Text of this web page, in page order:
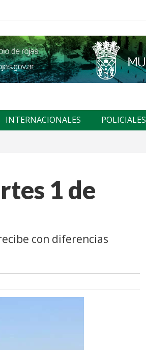
INTERNACIONALES POLICIALES
1 de
con diferencias